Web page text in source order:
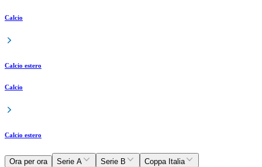
Calcio
Calcio estero
Calcio
Calcio estero
Ora per ora Serie A Serie B
Coppa Italia